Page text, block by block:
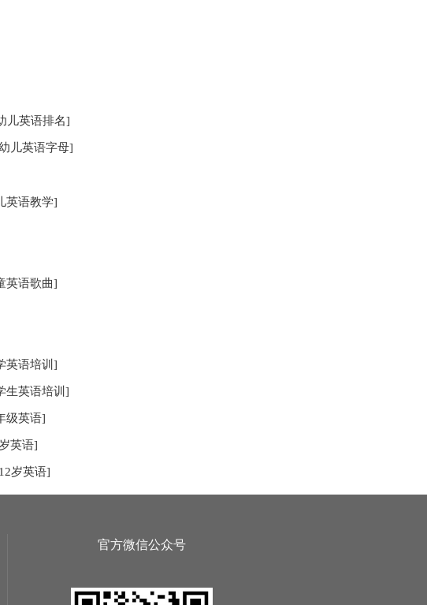
儿英语排名]
儿英语字母]
英语教学]
英语歌曲]
英语培训]
生英语培训]
级英语]
英语]
岁英语]
官方微信公众号